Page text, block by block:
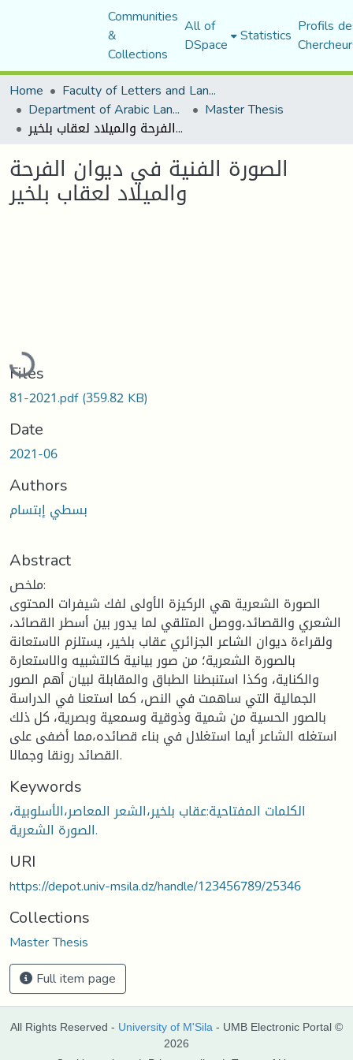
Communities
&
Collections
All of
DSpace Statistics Profils
Home
Faculty of Letters and Languages
Department of Arabic Language and Literature Master Thesis
الصورة الفنية في ديوان الفرحة والميلاد لعقاب بلخير
الصورة الفنية في ديوان الفرحة
والميلاد لعقاب بلخير
Loading...
Files
81-2021.pdf(359.82 KB)
Date
2021-06
Authors
بسطي إبتسام
Abstract
ملخص:
الصورة الشعرية هي الركيزة الأولى لفك شيفرات المحتوى
الشعري والقصائد،ووصل المتلقي لما يدور بين أسطر القصائد،
ولقراءة ديوان الشاعر الجزائري عقاب بلخير، يستلزم الاستعانة
بالصورة الشعرية؛ من صور بيانية كالتشبيه والاستعارة
والكناية، وكذا استنبطنا الطباق والمقابلة لبيان أهم الصور
الجمالية التي ساهمت في النص، كما استعنا في الدراسة
بالصور الحسية من شمية وذوقية وسمعية وبصرية، كل ذلك
استغله الشاعر أيما استغلال في بناء قصائده،مما أضفى على
القصائد رونقا وجمالا.
Keywords
الكلمات المفتاحية:عقاب بلخير،الشعر المعاصر،الأسلوبية،
الصورة الشعرية.
URI
https://depot.univ-msila.dz/handle/123456789/25346
Collections
Master Thesis
Full item page
All Rights Reserved - University of M'Sila - UMB Electronic Portal ©
2026